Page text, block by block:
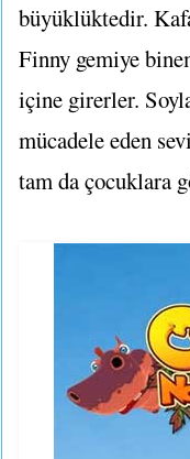
büyüklüktedir.
Finny gemiye
içine girerler.
mücadele eden
tam da çocuklara